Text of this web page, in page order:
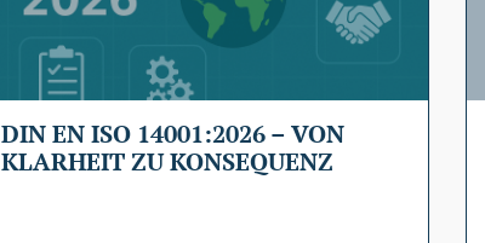
DIN EN ISO 14001:2026 – VON
KLARHEIT ZU KONSEQUENZ